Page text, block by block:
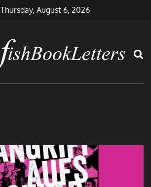
Thursday, August 6, 2026